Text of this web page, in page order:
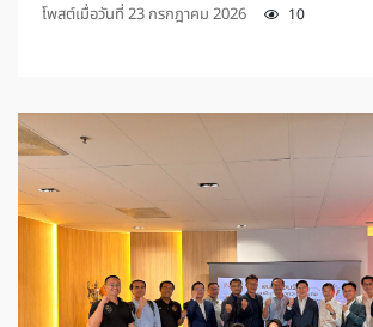
โพสต์เมื่อวันที่ 23 กรกฎาคม 2026
10